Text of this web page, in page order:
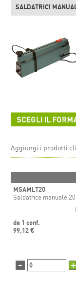
SALDATRICI
Aggiungi i prodotti
MSAMLT20
Saldatrice manuale
da 1 conf.
99,12 €
- +